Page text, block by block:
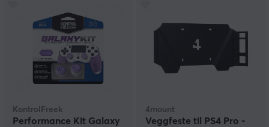
KontrolFreek
Performance Kit Galaxy
4mount
Veggfeste til PS4 Pro -